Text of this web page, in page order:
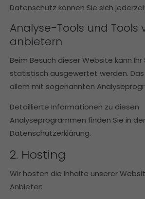
Datenschutz können Sie sich
Analyse-Tools und
anbietern
Beim Besuch dieser Website kann
statistisch ausgewertet werden.
allem mit sogenannten
Detaillierte Informationen zu diesen
Analyseprogrammen finden Sie in
Datenschutzerklärung.
2. Hosting
Wir hosten die Inhalte unserer
Anbieter: